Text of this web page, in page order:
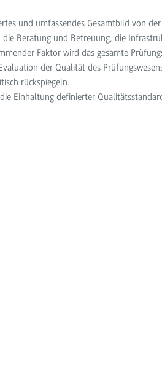
und umfassendes Gesamtbild von
Beratung und Betreuung, die
Faktor wird das gesamte
der Qualität des
rückspiegeln.
Einhaltung definierter